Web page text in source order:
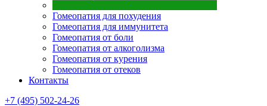
Гомеопатия для похудения
Гомеопатия для иммунитета
Гомеопатия от боли
Гомеопатия от алкоголизма
Гомеопатия от курения
Гомеопатия от отеков
Контакты
+7 (495) 502-24-26